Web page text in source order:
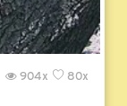
80x
904x